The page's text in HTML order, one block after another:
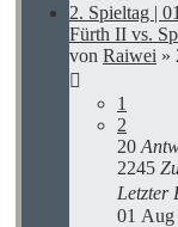
2. Spieltag |
Fürth II vs.
von Raiwei »
1
2
20
2245
Letzter
01 Aug